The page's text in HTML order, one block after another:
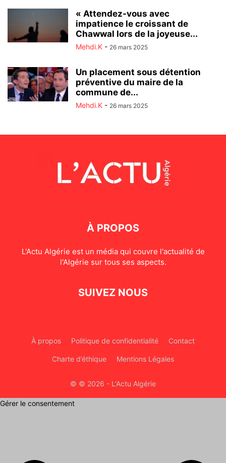
« Attendez-vous avec
impatience le croissant de
Chawwal lors de la joyeuse...
Mehdi.K - 26 mars 2025
Un placement sous détention
préventive du maire de la
commune de...
Mehdi.K - 26 mars 2025
À PROPOS
L'Actu Algérie est un média qui couvre l'actualité de
l'Algérie sur tous ses aspects.
SUIVEZ NOUS
À propos Politique de confidentialité Contact
Charte d’éthique Mentions Légales
© © 2026 - L'Actu Algérie
Gérer le consentement